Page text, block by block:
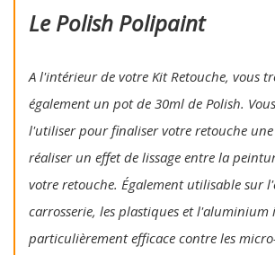
Le Polish Polipaint
A l'intérieur de votre Kit Retouche, vous
également un pot de 30ml de Polish.
l'utiliser pour finaliser votre retouche une
réaliser un effet de lissage entre la
votre retouche. Également utilisable sur
carrosserie, les plastiques et l'aluminium
particulièrement efficace contre les